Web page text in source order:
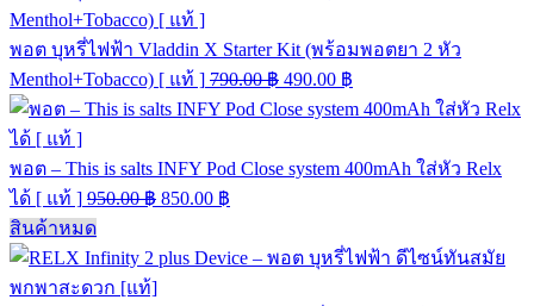
พอต บุหรี่ไฟฟ้า Vladdin X Starter Kit (พร้อมพอตยา 2 หัว
Menthol+Tobacco) [ แท้ ] 790.00฿ 490.00 ฿
พอต – This is salts INFY Pod Close system 400mAh ใส่หัว Relx
ได้ [ แท้ ] 950.00฿ 850.00 ฿
สินค้าหมด